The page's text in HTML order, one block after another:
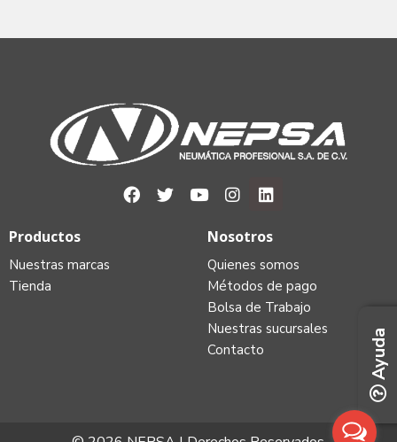
Ayuda
Nosotros
Quienes somos
Métodos de pago
Bolsa de Trabajo
Nuestras sucursales
Contacto
Productos
Nuestras marcas
Tienda